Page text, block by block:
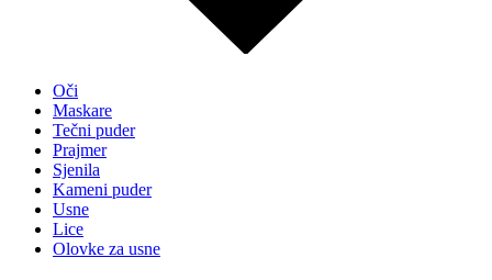
Oči
Maskare
Tečni puder
Prajmer
Sjenila
Kameni puder
Usne
Lice
Olovke za usne